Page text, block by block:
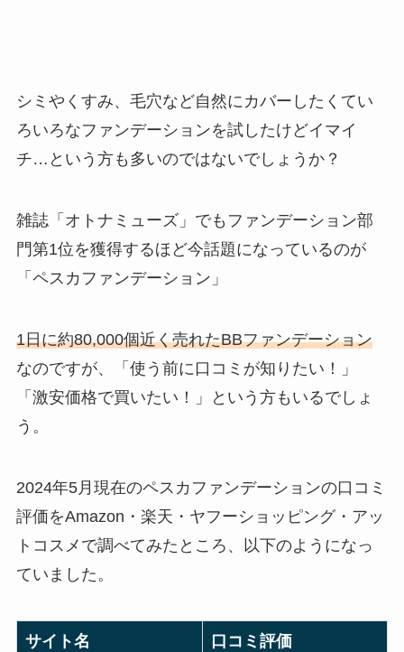
シミやくすみ、毛穴など自然にカバーしたくてい
ろいろなファンデーションを試したけどイマイ
チ…という方も多いのではないでしょうか？
雑誌「オトナミューズ」でもファンデーション部
門第1位を獲得するほど今話題になっているのが
「ペスカファンデーション」
1日に約80,000個近く売れたBBファンデーション
なのですが、「使う前に口コミが知りたい！」
「激安価格で買いたい！」という方もいるでしょ
う。
2024年5月現在のペスカファンデーションの口コミ
評価をAmazon・楽天・ヤフーショッピング・アッ
トコスメで調べてみたところ、以下のようになっ
ていました。
サイト名 口コミ評価